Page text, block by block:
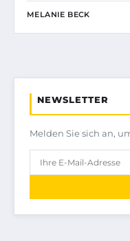
MELANIE BECK
NEWSLETTER
Melden Sie sich an,